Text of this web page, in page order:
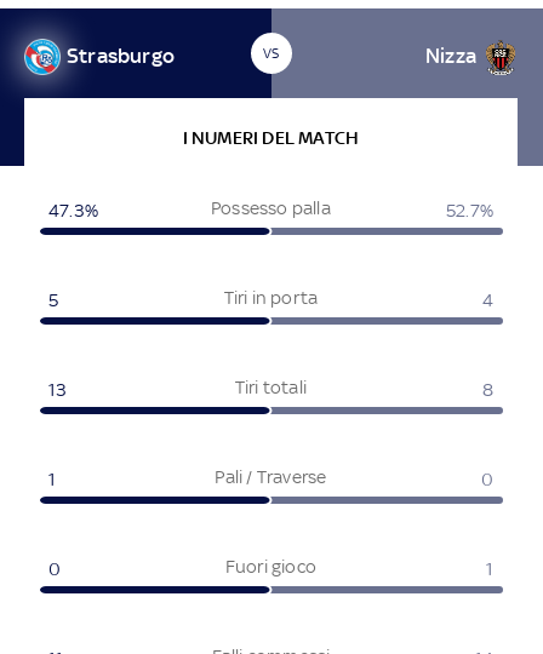
Strasburgo VS Nizza
I NUMERI DEL MATCH
Possesso palla
47.3% 52.7%
Tiri in porta
5 4
Tiri totali
13 8
Pali / Traverse
1 0
Fuori gioco
0 1